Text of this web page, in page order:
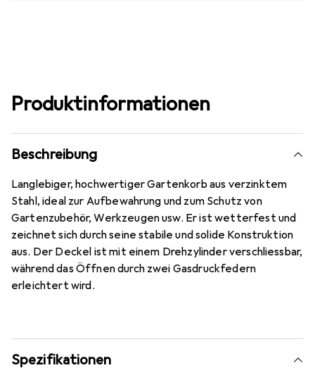
Produktinformationen
Beschreibung
Langlebiger, hochwertiger Gartenkorb aus verzinktem
Stahl, ideal zur Aufbewahrung und zum Schutz von
Gartenzubehör, Werkzeugen usw. Er ist wetterfest und
zeichnet sich durch seine stabile und solide Konstruktion
aus. Der Deckel ist mit einem Drehzylinder verschliessbar,
während das Öffnen durch zwei Gasdruckfedern
erleichtert wird.
Spezifikationen